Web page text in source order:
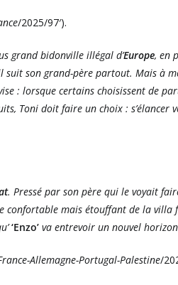
/2025/97′).
grand bidonville illégal d’Europe, en
son grand-père partout. Mais à
: lorsque certains choisissent de
Toni doit faire un choix : s’élancer
. Pressé par son père qui le voyait
confortable mais étouffant de la villa
‘Enzo’ va entrevoir un nouvel
Allemagne-Portugal-Palestine/